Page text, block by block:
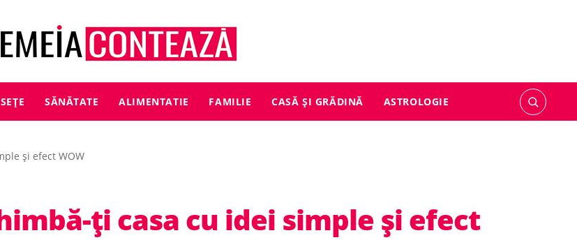
SĂNĂTATE ALIMENTATIE FAMILIE CASĂ ȘI GRĂDINĂ ASTROLOGIE
și efect WOW
ți casa cu idei simple și efect